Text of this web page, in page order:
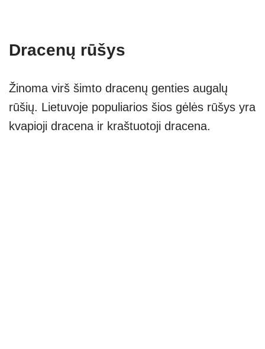
Dracenų rūšys
Žinoma virš šimto dracenų genties augalų
rūšių. Lietuvoje populiarios šios gėlės rūšys yra
kvapioji dracena ir kraštuotoji dracena.